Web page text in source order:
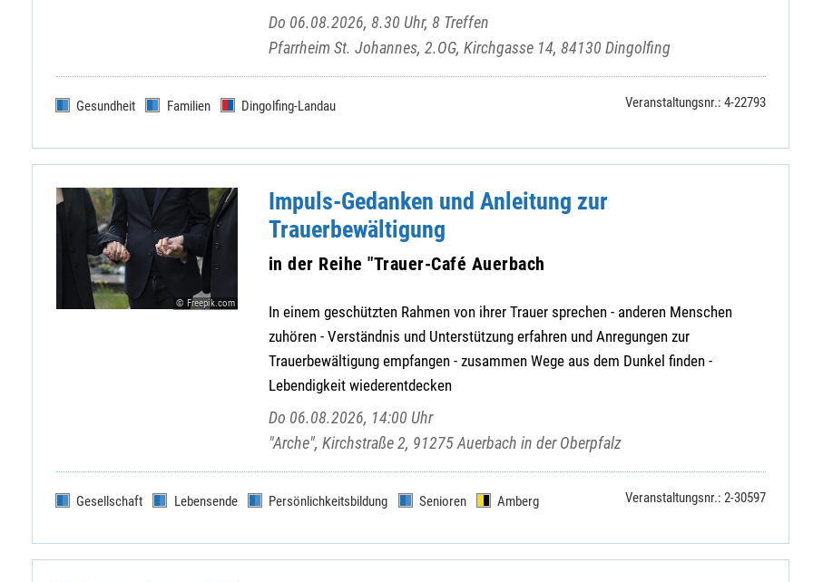
Do 06.08.2026, 8.30 Uhr, 8 Treffen
Pfarrheim St. Johannes, 2.OG, Kirchgasse 14, 84130 Dingolfing
Gesundheit Familien Dingolfing-Landau Veranstaltungsnr.: 4-22793
© Freepik.com
Impuls-Gedanken und Anleitung zur
Trauerbewältigung
in der Reihe "Trauer-Café Auerbach
In einem geschützten Rahmen von ihrer Trauer sprechen - anderen Menschen
zuhören - Verständnis und Unterstützung erfahren und Anregungen zur
Trauerbewältigung empfangen - zusammen Wege aus dem Dunkel finden -
Lebendigkeit wiederentdecken
Do 06.08.2026, 14:00 Uhr
"Arche", Kirchstraße 2, 91275 Auerbach in der Oberpfalz
Gesellschaft Lebensende Persönlichkeitsbildung Senioren Amberg Veranstaltungsnr.: 2-30597